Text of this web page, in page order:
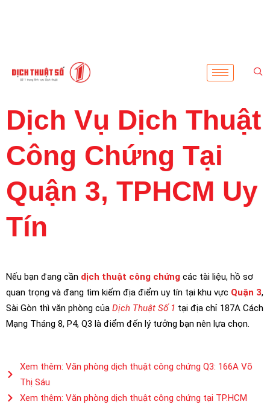
Dịch Vụ Dịch Thuật
Công Chứng Tại
Quận 3, TPHCM Uy
Tín
Nếu bạn đang cần dịch thuật công chứng các tài liệu, hồ sơ
quan trọng và đang tìm kiếm địa điểm uy tín tại khu vực Quận 3,
Sài Gòn thì văn phòng của Dịch Thuật Số 1 tại địa chỉ 187A Cách
Mạng Tháng 8, P4, Q3 là điểm đến lý tưởng bạn nên lựa chọn.
Xem thêm: Văn phòng dịch thuật công chứng Q3: 166A Võ
Thị Sáu
Xem thêm: Văn phòng dịch thuật công chứng tại TP.HCM